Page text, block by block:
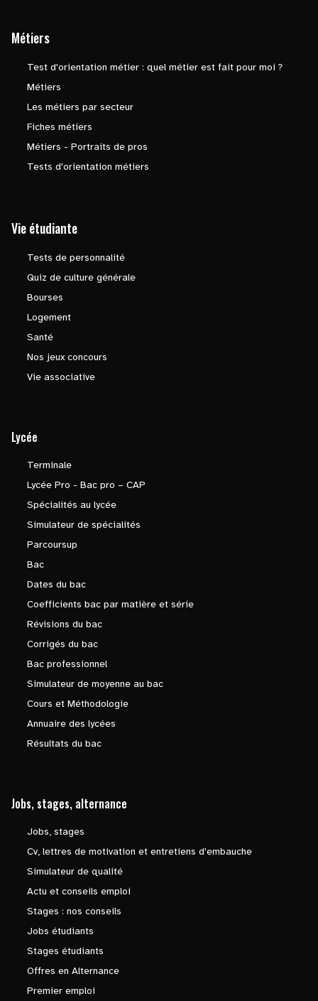
Métiers
Test d'orientation métier : quel métier est fait pour moi ?
Métiers
Les métiers par secteur
Fiches métiers
Métiers - Portraits de pros
Tests d'orientation métiers
Vie étudiante
Tests de personnalité
Quiz de culture générale
Bourses
Logement
Santé
Nos jeux concours
Vie associative
Lycée
Terminale
Lycée Pro - Bac pro – CAP
Spécialités au lycée
Simulateur de spécialités
Parcoursup
Bac
Dates du bac
Coefficients bac par matière et série
Révisions du bac
Corrigés du bac
Bac professionnel
Simulateur de moyenne au bac
Cours et Méthodologie
Annuaire des lycées
Résultats du bac
Jobs, stages, alternance
Jobs, stages
Cv, lettres de motivation et entretiens d'embauche
Simulateur de qualité
Actu et conseils emploi
Stages : nos conseils
Jobs étudiants
Stages étudiants
Offres en Alternance
Premier emploi